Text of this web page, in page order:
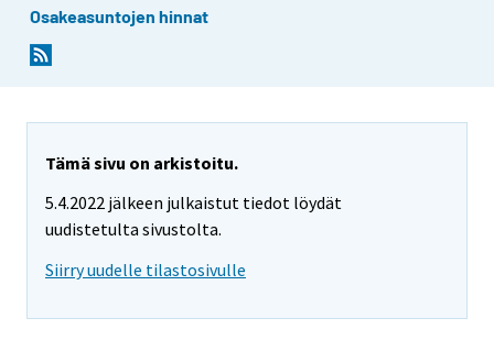
Osakeasuntojen hinnat
Tämä sivu on arkistoitu.
5.4.2022 jälkeen julkaistut tiedot löydät
uudistetulta sivustolta.
Siirry uudelle tilastosivulle